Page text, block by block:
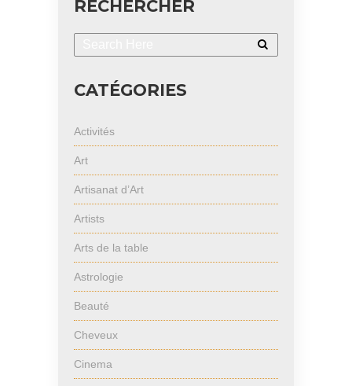
RECHERCHER
CATÉGORIES
Activités
Art
Artisanat d’Art
Artists
Arts de la table
Astrologie
Beauté
Cheveux
Cinema